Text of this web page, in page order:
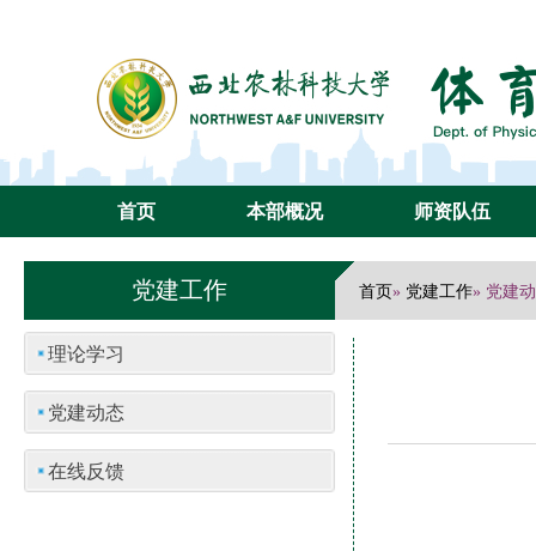
首页 本部概况 师资队伍
党建工作 首页» 党建工作» 党建
理论学习
党建动态
在线反馈